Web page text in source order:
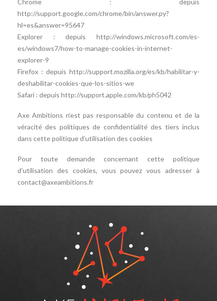
Chrome : depuis
http://support.google.com/chrome/bin/answer.py?
hl=es&answer=95647
Explorer : depuis http://windows.microsoft.com/es-
es/windows7/how-to-manage-cookies-in-internet-
explorer-9
Firefox : depuis http://support.mozilla.org/es/kb/habilitar-y-
deshabilitar-cookies-que-los-sitios-we
Safari : depuis http://support.apple.com/kb/ph5042
Axe Ambitions n’est pas responsable du contenu et de la
véracité des politiques de confidentialité des tiers inclus
dans cette politique d’utilisation des cookies
Pour toute demande concernant cette politique
d’utilisation des cookies, vous pouvez vous adresser à
contact@axeambitions.fr